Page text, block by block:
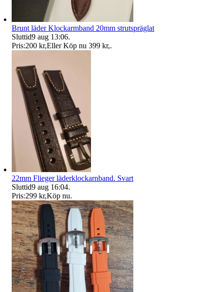
Brunt läder Klockarmband 20mm strutspräglat
Sluttid9 aug 13:06.
Pris:200 kr,Eller Köp nu 399 kr,.
22mm Flieger läderklockarnband. Svart
Sluttid9 aug 16:04.
Pris:299 kr,Köp nu.